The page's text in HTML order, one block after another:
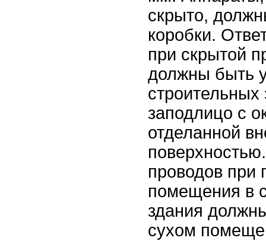
скрыто,
коробки.
при скрытой
должны быть
заподлицо с
отделанной
проводов при
помещения в
здания
сухом